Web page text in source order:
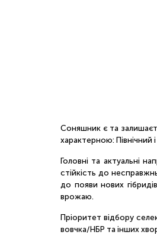
Соняшник є та
характерною: Північний
Головні та актуальні
стійкість до
до появи нових
врожаю.
Пріоритет відбору
вовчка/НБР та інших